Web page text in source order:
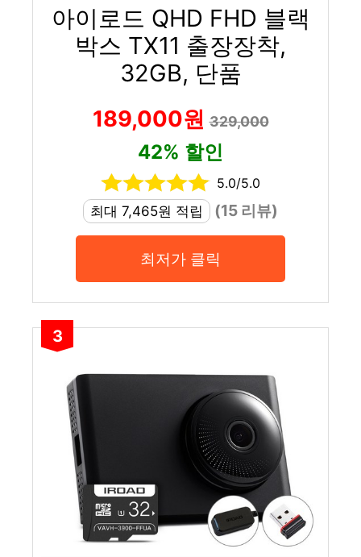
아이로드 QHD FHD 블랙
박스 TX11 출장장착,
32GB, 단품
189,000원329,000
42% 할인
5.0/5.0
최대 7,465원 적립
(15 리뷰)
최저가 클릭
3